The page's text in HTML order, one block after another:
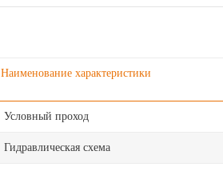
Наименование характеристики
Условный проход
Гидравлическая схема